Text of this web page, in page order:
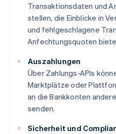
Transaktionsdaten und
stellen, die Einblicke in
und fehlgeschlagene
Anfechtungsquoten
Auszahlungen
Über Zahlungs-APIs
Marktplätze oder
an die Bankkonten
senden.
Sicherheit und